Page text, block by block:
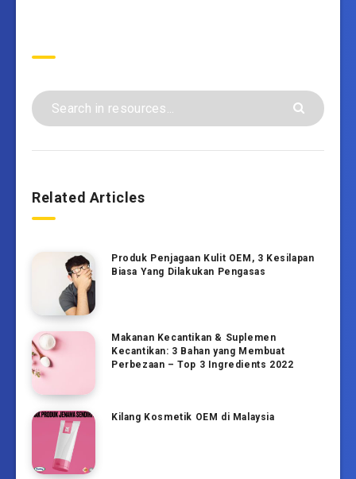
Related Articles
Produk Penjagaan Kulit OEM, 3 Kesilapan
Biasa Yang Dilakukan Pengasas
Makanan Kecantikan & Suplemen
Kecantikan: 3 Bahan yang Membuat
Perbezaan – Top 3 Ingredients 2022
Kilang Kosmetik OEM di Malaysia